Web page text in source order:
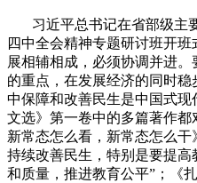
习近平总书记在省部级主
四中全会精神专题研讨班开
展相辅相成，必须协调并进
的重点，在发展经济的同时
中保障和改善民生是中国式
文选》第一卷中的多篇著作
新常态怎么看，新常态怎么
持续改善民生，特别是要提
和质量，推进教育公平”；《